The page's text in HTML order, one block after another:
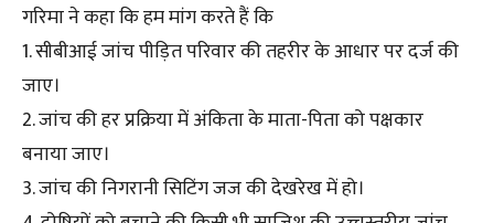
गरिमा ने कहा कि हम मांग करते हैं कि
1. सीबीआई जांच पीड़ित परिवार की तहरीर के आधार पर दर्ज की
जाए।
2. जांच की हर प्रक्रिया में अंकिता के माता-पिता को पक्षकार
बनाया जाए।
3. जांच की निगरानी सिटिंग जज की देखरेख में हो।